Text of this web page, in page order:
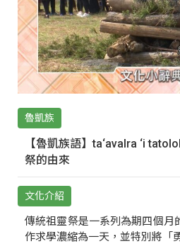
魯凱族
【魯凱族語】ta‘avalra ‘i
祭的由來
文化介紹
傳統祖靈祭是一系列為期四個月
作求學濃縮為一天，並特別將「